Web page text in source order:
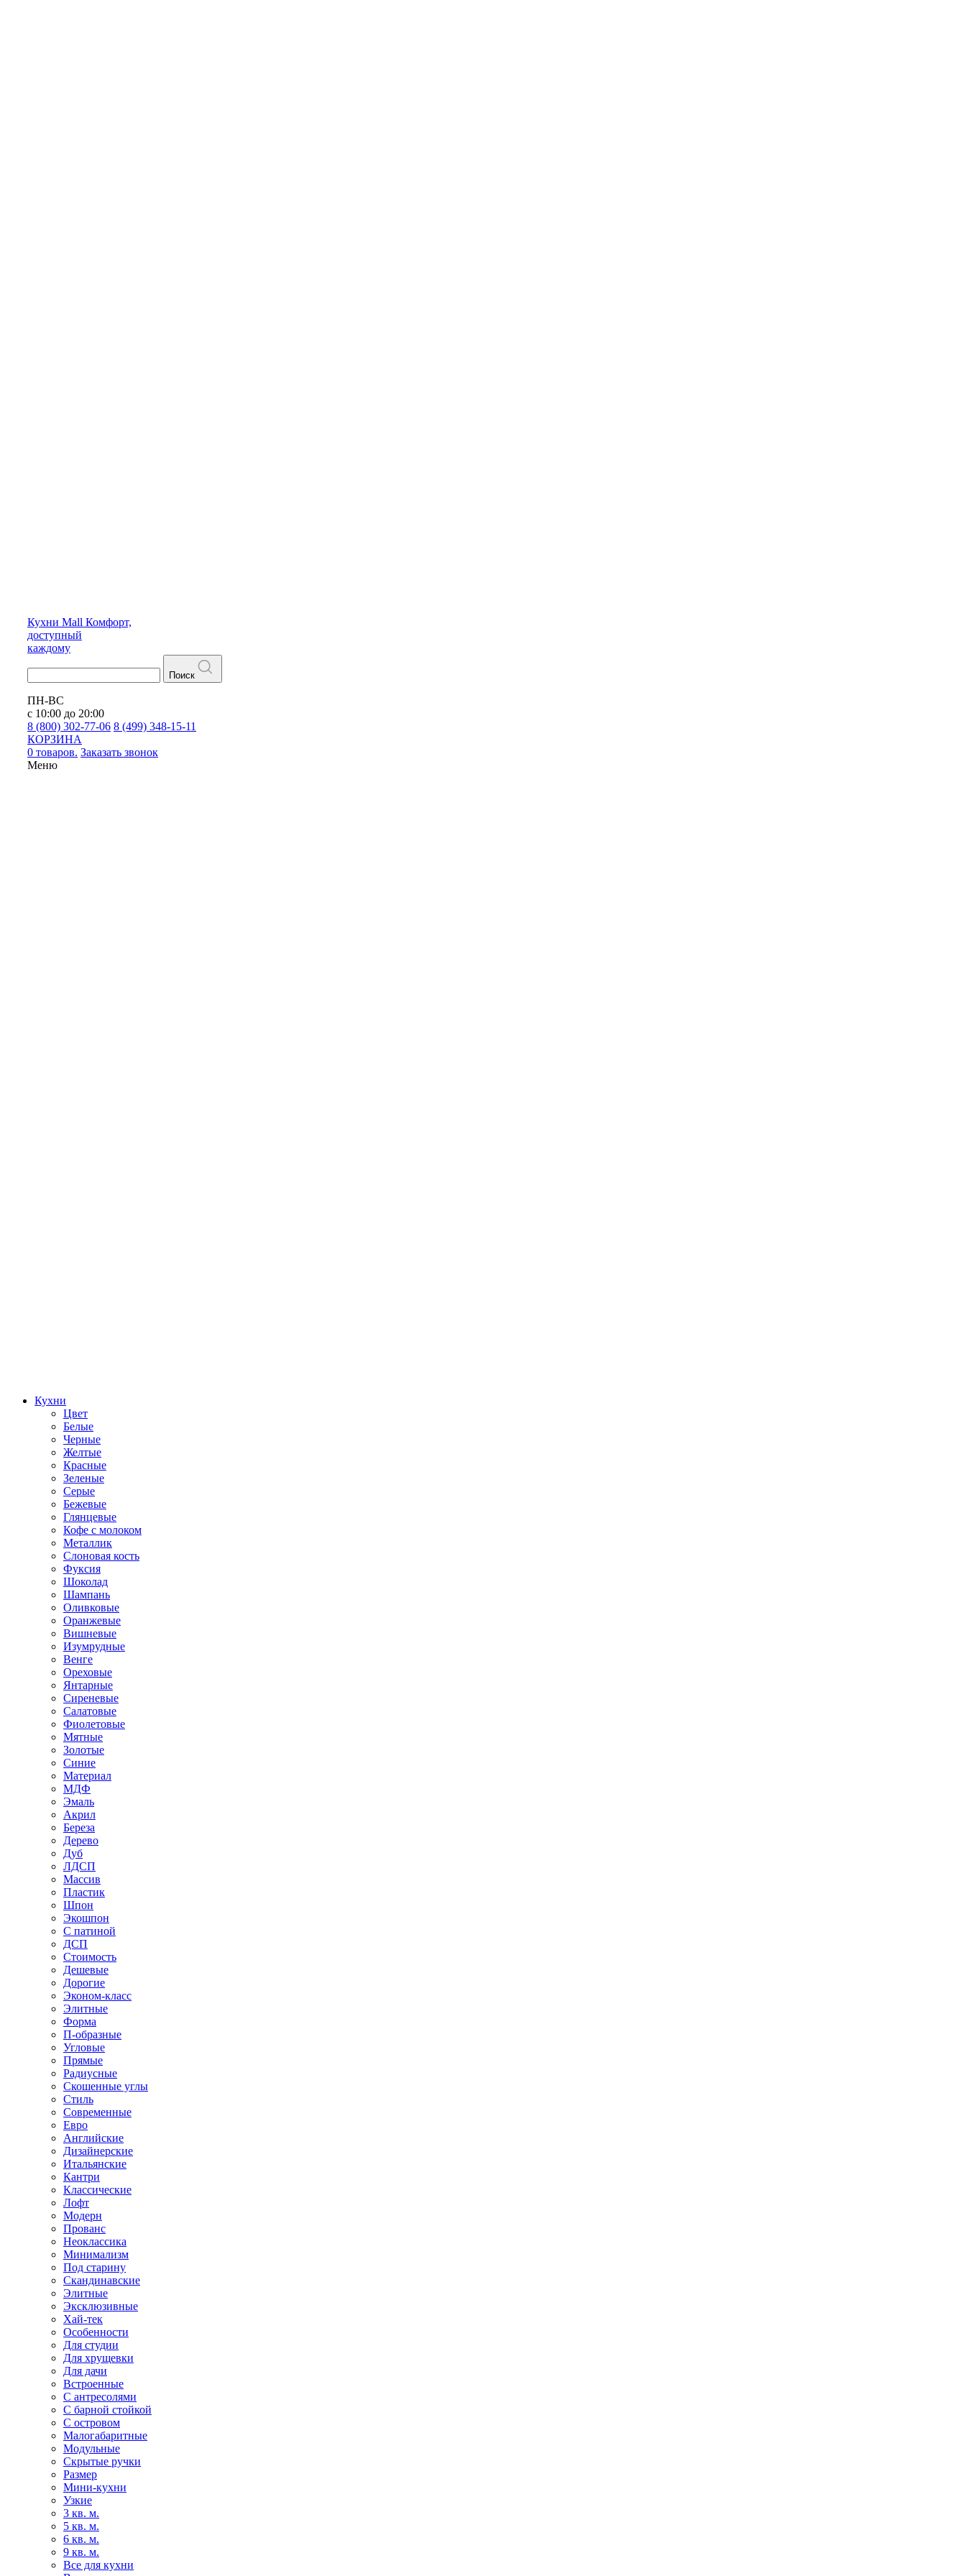
Кухни Mall Комфорт,
доступный
каждому
Поиск
ПН-ВС
с 10:00 до 20:00
8 (800) 302-77-06 8 (499) 348-15-11
КОРЗИНА
0 товаров. Заказать звонок
Меню
Кухни
Цвет
Белые
Черные
Желтые
Красные
Зеленые
Серые
Бежевые
Глянцевые
Кофе с молоком
Металлик
Слоновая кость
Фуксия
Шоколад
Шампань
Оливковые
Оранжевые
Вишневые
Изумрудные
Венге
Ореховые
Янтарные
Сиреневые
Салатовые
Фиолетовые
Мятные
Золотые
Синие
Материал
МДФ
Эмаль
Акрил
Береза
Дерево
Дуб
ЛДСП
Массив
Пластик
Шпон
Экошпон
С патиной
ДСП
Стоимость
Дешевые
Дорогие
Эконом-класс
Элитные
Форма
П-образные
Угловые
Прямые
Радиусные
Скошенные углы
Стиль
Современные
Евро
Английские
Дизайнерские
Итальянские
Кантри
Классические
Лофт
Модерн
Прованс
Неоклассика
Минимализм
Под старину
Скандинавские
Элитные
Эксклюзивные
Хай-тек
Особенности
Для студии
Для хрущевки
Для дачи
Встроенные
С антресолями
С барной стойкой
С островом
Малогабаритные
Модульные
Скрытые ручки
Размер
Мини-кухни
Узкие
3 кв. м.
5 кв. м.
6 кв. м.
9 кв. м.
Все для кухни